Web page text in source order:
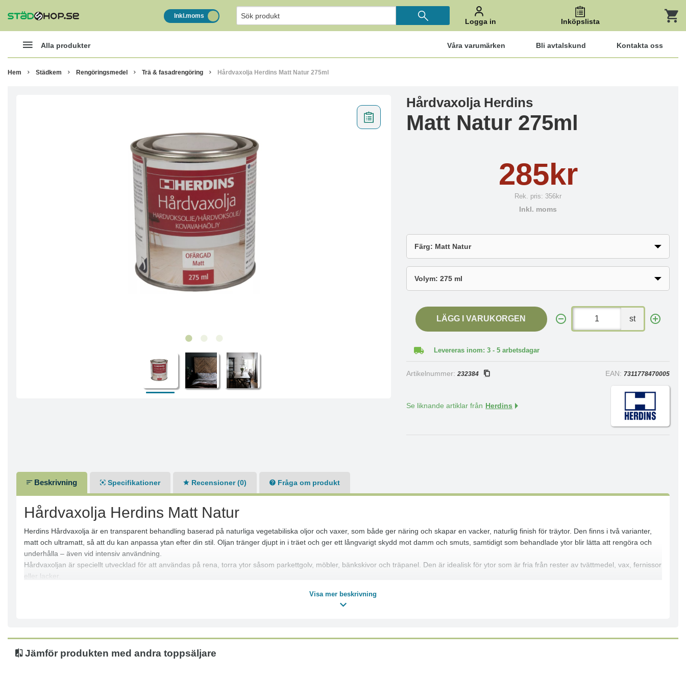
Inkl.moms
Logga in Inköpslista
Alla produkter Våra varumärken Bli avtalskund Kontakta oss
Hem Städkem Rengöringsmedel Trä & fasadrengöring Hårdvaxolja Herdins Matt Natur 275ml
Hårdvaxolja Herdins
Matt Natur 275ml
285kr
Rek. pris: 356kr
Inkl. moms
LÄGG I VARUKORGEN st
Levereras inom: 3 - 5 arbetsdagar
Artikelnummer:232384 EAN: 7311778470005
Se liknande artiklar från Herdins
Beskrivning Specifikationer Recensioner (0) Fråga om produkt
Hårdvaxolja Herdins Matt Natur
Herdins Hårdvaxolja är en transparent behandling baserad på naturliga vegetabiliska oljor och vaxer, som både ger näring och skapar en vacker, naturlig finish för träytor. Den finns i två varianter,
matt och ultramatt, så att du kan anpassa ytan efter din stil. Oljan tränger djupt in i träet och ger ett långvarigt skydd mot damm och smuts, samtidigt som behandlade ytor blir lätta att rengöra och
underhålla – även vid intensiv användning.
Hårdvaxoljan är speciellt utvecklad för att användas på rena, torra ytor såsom parkettgolv, möbler, bänkskivor och träpanel. Den är idealisk för ytor som är fria från rester av tvättmedel, vax, fernissor
eller lacker.
Åtgång:
Visa mer beskrivning
Jämför produkten med andra toppsäljare